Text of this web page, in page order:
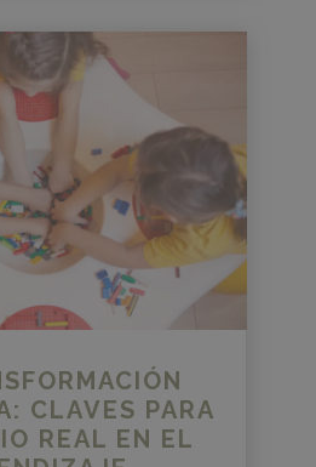
CLAVES PARA
REAL EN EL